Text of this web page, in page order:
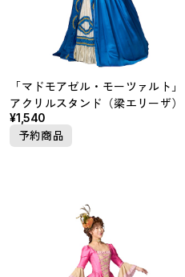
「マドモアゼル・モーツァルト」
アクリルスタンド（梁エリーザ）
¥1,540
予約商品